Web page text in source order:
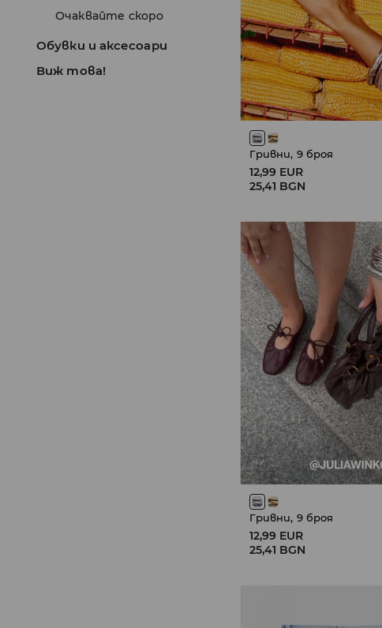
Очаквайте скоро
Обувки и аксесоари
Виж това!
Гривни, 9 броя
12,99 EUR
25,41 BGN
Гривни, 9 броя
12,99 EUR
25,41 BGN